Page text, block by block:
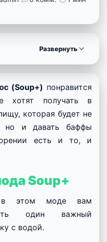
Развернуть
(Soup+) понравится
хотят получать в
которая будет не
но и давать баффы
есть и то, и
Soup+
этом моде вам
один важный
с водой.